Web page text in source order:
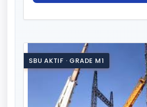
SBU AKTIF · GRADE M1